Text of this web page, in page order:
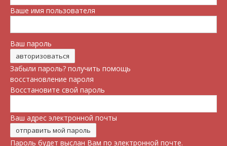
Ваше имя пользователя
Ваш пароль
Забыли пароль? получить помощь
восстановление пароля
Восстановите свой пароль
Ваш адрес электронной почты
Пароль будет выслан Вам по электронной почте.